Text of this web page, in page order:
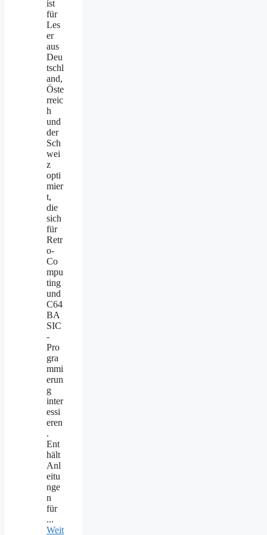
ist
für
Les
er
aus
Deu
tschl
and,
Öste
rreic
h
und
der
Sch
wei
z
opti
mier
t,
die
sich
für
Retr
o-
Co
mpu
ting
und
C64
BA
SIC
-
Pro
gra
mmi
erun
g
inter
essi
eren
.
Ent
hält
Anl
eitu
nge
n
für
...
Weit